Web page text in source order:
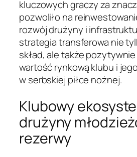
kluczowych graczy za
pozwoliło na
rozwój drużyny i
strategia transferowa nie
skład, ale także pozytywnie
wartość rynkową klubu i
w serbskiej piłce nożnej.
Klubowy
drużyny
rezerwy